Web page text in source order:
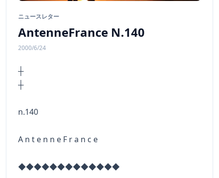
ニュースレター
AntenneFrance N.140
2000/6/24
┼
n.140
A n t e n n e F r a n c e
◆◆◆◆◆◆◆◆◆◆◆◆◆